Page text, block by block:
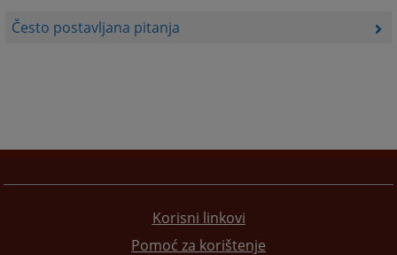
Često postavljana pitanja
Korisni linkovi
Pomoć za korištenje